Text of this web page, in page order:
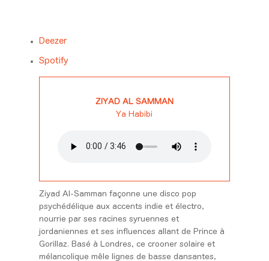
Deezer
Spotify
ZIYAD AL SAMMAN
Ya Habibi
Ziyad Al-Samman façonne une disco pop
psychédélique aux accents indie et électro,
nourrie par ses racines syruennes et
jordaniennes et ses influences allant de Prince à
Gorillaz. Basé à Londres, ce crooner solaire et
mélancolique mêle lignes de basse dansantes,